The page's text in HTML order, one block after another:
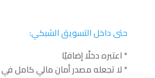
حتى داخل التسويق الشبكي:
* اعتبره دخلًا إضافيًا
* لا تجعله مصدر أمان مالي كامل في